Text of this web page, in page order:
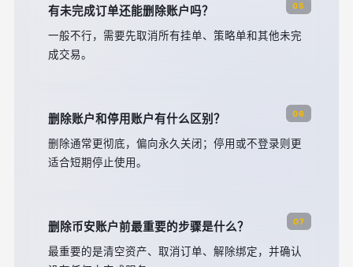
05
有未完成订单还能删除账户吗？
一般不行，需要先取消所有挂单、策略单和其他未完
成交易。
06
删除账户和停用账户有什么区别？
删除通常更彻底，偏向永久关闭；停用或不登录则更
适合短期停止使用。
07
删除币安账户前最重要的步骤是什么？
最重要的是清空资产、取消订单、解除绑定，并确认